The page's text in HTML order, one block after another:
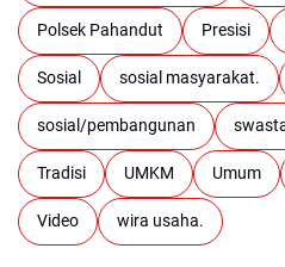
Polsek Pahandut Presisi
Sosial sosial masyarakat.
sosial/pembangunan
Tradisi UMKM Umum
Video wira usaha.